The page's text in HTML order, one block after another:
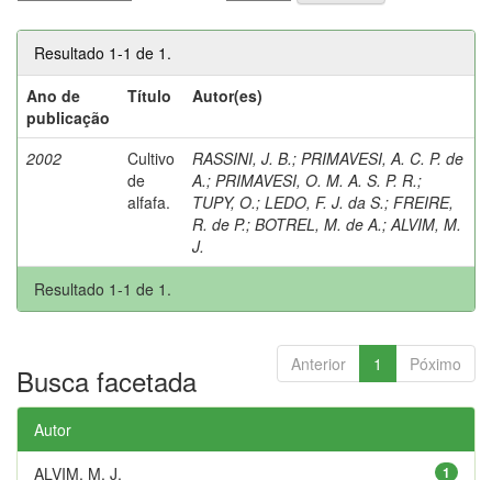
Resultado 1-1 de 1.
Ano de
publicação
Título Autor(es)
2002
Cultivo
de
alfafa.
RASSINI, J. B.; PRIMAVESI, A. C. P. de
A.; PRIMAVESI, O. M. A. S. P. R.;
TUPY, O.; LEDO, F. J. da S.; FREIRE,
R. de P.; BOTREL, M. de A.; ALVIM, M.
J.
Resultado 1-1 de 1.
Anterior 1 Póximo
Busca facetada
Autor
1
ALVIM, M. J.